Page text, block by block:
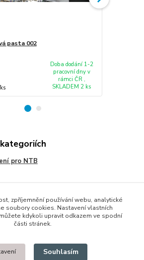
pasta 002
ks
Doba dodání 1-2
pracovní dny v
rámci ČR ,
SKLADEM 2 ks
pro NTB
notebooky
zpříjemnění používání webu, analytické
soubory cookies. Nastavení vlastních
kdykoli upravit odkazem ve spodní
části stránek.
Souhlasím